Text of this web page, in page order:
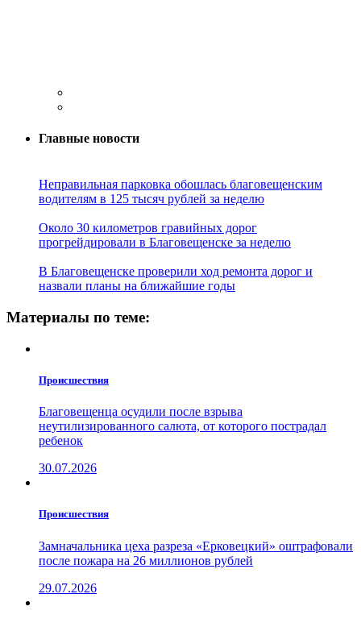
Главные новости
Неправильная парковка обошлась благовещенским
водителям в 125 тысяч рублей за неделю
Около 30 километров гравийных дорог
прогрейдировали в Благовещенске за неделю
В Благовещенске проверили ход ремонта дорог и
назвали планы на ближайшие годы
Материалы по теме:
Проиcшествия
Благовещенца осудили после взрыва
неутилизированного салюта, от которого пострадал
ребенок
30.07.2026
Проиcшествия
Замначальника цеха разреза «Ерковецкий» оштрафовали
после пожара на 26 миллионов рублей
29.07.2026